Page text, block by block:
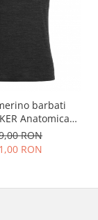
barbati
Anatomica
gri inchis
RON
RON